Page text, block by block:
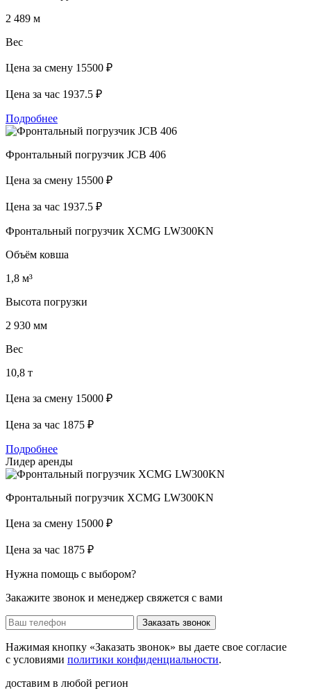
2 489 м
Вес
Цена за смену 15500 ₽
Цена за час 1937.5 ₽
Подробнее
Фронтальный погрузчик JCB 406
Цена за смену 15500 ₽
Цена за час 1937.5 ₽
Фронтальный погрузчик XCMG LW300KN
Объём ковша
1,8 м³
Высота погрузки
2 930 мм
Вес
10,8 т
Цена за смену 15000 ₽
Цена за час 1875 ₽
Подробнее
Лидер аренды
Фронтальный погрузчик XCMG LW300KN
Цена за смену 15000 ₽
Цена за час 1875 ₽
Нужна помощь с выбором?
Закажите звонок и менеджер свяжется с вами
Заказать звонок
Нажимая кнопку «Заказать звонок» вы даете свое согласие
с условиями политики конфиденциальности.
доставим в любой регион